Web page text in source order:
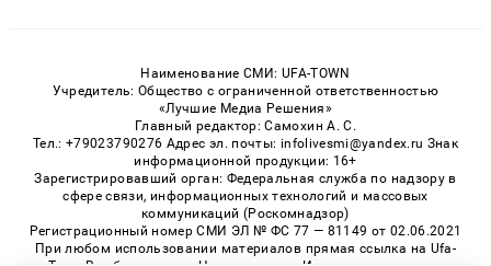
Наименование СМИ: UFA-TOWN
Учредитель: Общество с ограниченной ответственностью
«Лучшие Медиа Решения»
Главный редактор: Самохин А. С.
Тел.: +79023790276 Адрес эл. почты: infolivesmi@yandex.ru Знак
информационной продукции: 16+
Зарегистрировавший орган: Федеральная служба по надзору в
сфере связи, информационных технологий и массовых
коммуникаций (Роскомнадзор)
Регистрационный номер СМИ ЭЛ № ФС 77 — 81149 от 02.06.2021
При любом использовании материалов прямая ссылка на Ufa-